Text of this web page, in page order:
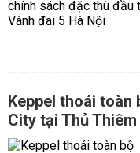
Keppel thoái toàn
City tại Thủ Thiêm